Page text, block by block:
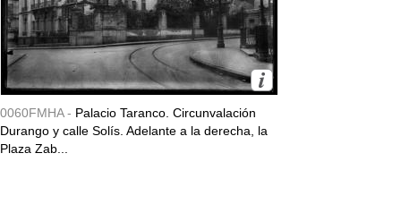
0060FMHA - Palacio Taranco. Circunvalación
Durango y calle Solís. Adelante a la derecha, la
Plaza Zab...